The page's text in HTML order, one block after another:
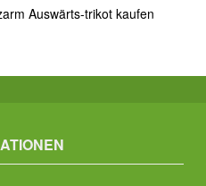
Auswärts-trikot kaufen